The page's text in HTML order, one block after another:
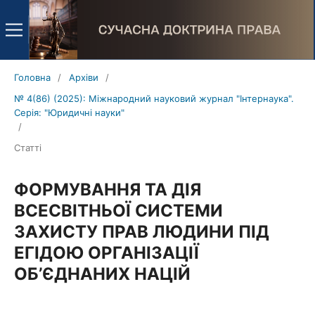
Головна / Архіви
/
№ 4(86) (2025): Міжнародний науковий журнал "Інтернаука".
Серія: "Юридичні науки"
/
Статті
ФОРМУВАННЯ ТА ДІЯ
ВСЕСВІТНЬОЇ СИСТЕМИ
ЗАХИСТУ ПРАВ ЛЮДИНИ ПІД
ЕГІДОЮ ОРГАНІЗАЦІЇ
ОБ’ЄДНАНИХ НАЦІЙ